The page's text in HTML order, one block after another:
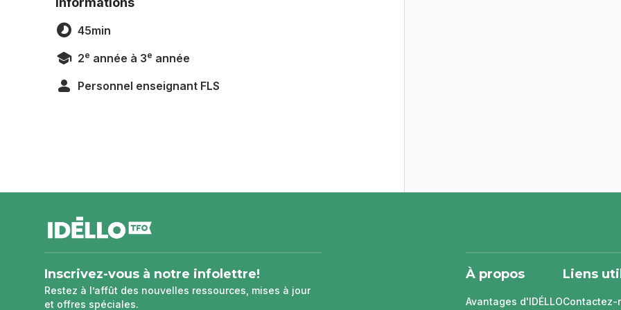
45min
2e année à 3e année
Personnel enseignant FLS
pageInscrivez-vous à notre infolettre!
Restez à l’affût des nouvelles ressources, mises à jour
et offres spéciales.
À propos
Avantages d'IDÉLLO
Liens
Contactez-